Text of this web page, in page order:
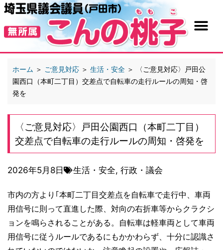
ホーム ＞ ご意見対応 ＞ 生活・安全 ＞
〈ご意見対応〉戸田公
園西口（本町二丁目）交差点で自転車の走行ルールの周知・啓
発を
〈ご意見対応〉戸田公園西口（本町二丁目）
交差点で自転車の走行ルールの周知・啓発を
2026年5月8日 生活・安全, 行政・議会
市内の方より｢本町二丁目交差点を自転車で走行中、車両
用信号に則って直進した際、対向の右折車等からクラクシ
ョンを鳴らされることがある。自転車は軽車両として車両
用信号に従うルールであるにもかかわらず、十分に認識さ